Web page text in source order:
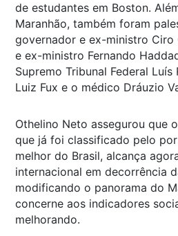
de estudantes em Boston.
Maranhão, também foram
governador e ex-ministro
e ex-ministro Fernando
Supremo Tribunal Federal
Luiz Fux e o médico Dráuzio
Othelino Neto assegurou que
que já foi classificado pelo
melhor do Brasil, alcança
internacional em decorrência
modificando o panorama do
concerne aos indicadores
melhorando.